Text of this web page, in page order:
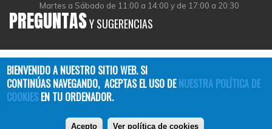
Martes a Sábado de 11:00 a 14:00 y de 17:00 a 20:30
PREGUNTASY SUGERENCIAS
BIENVENIDO A NUESTRO SITIO WEB. SI
CONTINÚAS NAVEGANDO, ACEPTAS EL USO DENUESTRA POLÍTICA DE
COOKIES EN TU ORDENADOR.
Acepto Ver política de cookies